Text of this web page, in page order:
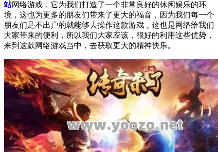
站网络游戏，它为我们打造了一个非常良好的休闲娱乐的环
境，这也为更多的朋友们带来了更大的福音，因为我们每一个
朋友们足不出户的就能够去操作这款游戏，这也是网络给我们
大家带来的便利，所以我们大家应该，很好的利用这些优势，
来到这款网络游戏当中，去获取更大的精神快乐。